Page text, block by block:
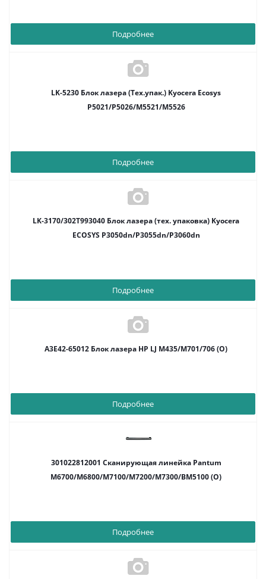
Подробнее
LK-5230 Блок лазера (Тех.упак.) Kyocera Ecosys
P5021/P5026/M5521/M5526
Подробнее
LK-3170/302T993040 Блок лазера (тех. упаковка) Kyocera
ECOSYS P3050dn/P3055dn/P3060dn
Подробнее
A3E42-65012 Блок лазера HP LJ M435/M701/706 (O)
Подробнее
301022812001 Сканирующая линейка Pantum
M6700/M6800/M7100/M7200/M7300/BM5100 (O)
Подробнее